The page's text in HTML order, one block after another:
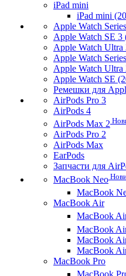
iPad mini
iPad mini
Apple Watch
Apple Watch SE 3
Apple Watch Ultra
Apple Watch
Apple Watch Ultra
Apple Watch SE
Ремешки для
AirPods Pro 3
AirPods 4
AirPods Max 2
AirPods Pro 2
AirPods Max
EarPods
Запчасти для
MacBook Neo
MacBook
MacBook Air
MacBook
MacBook
MacBook
MacBook
MacBook Pro
MacBook